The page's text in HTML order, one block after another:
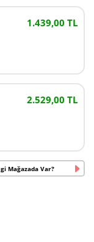
1.439,00 TL
2.529,00 TL
Mağazada Var?